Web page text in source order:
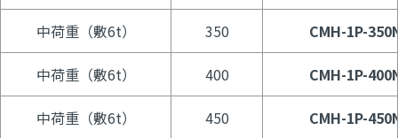
中荷重（敷6t） 350 CMH-1P-
中荷重（敷6t） 400 CMH-1P-
中荷重（敷6t） 450 CMH-1P-